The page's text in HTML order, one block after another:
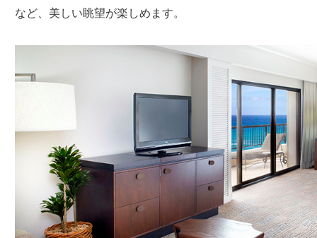
など、美しい眺望が楽しめます。